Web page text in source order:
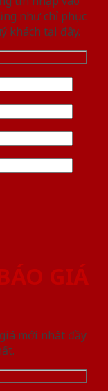
như chỉ phục
khách tại đây.
GIÁ
mới nhât đầy